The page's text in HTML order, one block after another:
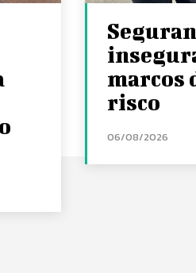
marcos
risco
06/08/2026